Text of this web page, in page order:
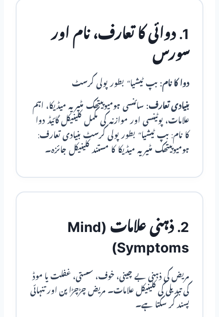
1. دوائی کا تعارف، نام اور
سورس
دوا کا نام: بپ ٹیشیا“ بطور پولی کرسٹ
بنیادی تعارف: سائنسی ہومیوپیتھک مٹیریہ میڈیکا، اہم
علامات، پوٹینسی اور موازنہ کی مکمل کلینیکل گائیڈ دوا
کا نام: بپ ٹیشیا“ بطور پولی کرسٹ بنیادی تعارف:
ہومیوپیتھک مٹیریہ میڈیکا کا مستند کلینیکل جائزہ۔
2. ذہنی علامات (Mind
Symptoms)
مریض کی ذہنی بے چینی، خوف، سستی، غفلت یا موڈ
کی تبدیلی کی کلینیکل علامات۔ مریض چڑچڑا پن اور تنہائی
پسند کر سکتا ہے۔